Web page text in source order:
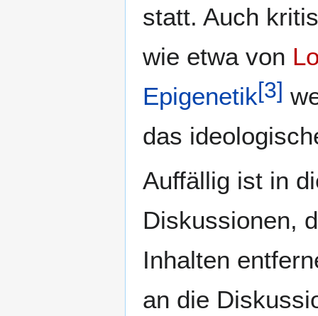
statt. Auch
wie etwa von
Epigenetik[3]
das
Auffällig ist in
Diskussionen,
Inhalten
an die